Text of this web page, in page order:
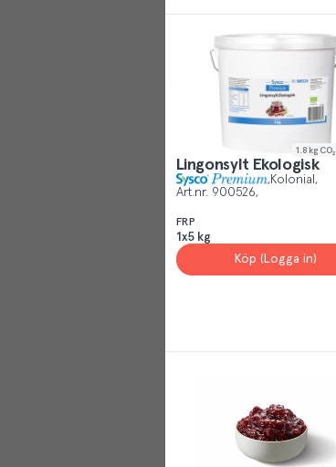
1.8 kg
Lingonsylt Ekologisk
Kolonial
Art.nr. 900526
FRP
1x5 kg
Köp (Logga in)
Reject All